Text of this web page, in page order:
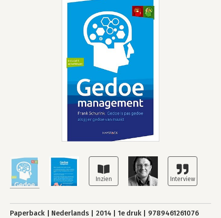
Paperback Nederlands 2014 1e druk 9789461261076